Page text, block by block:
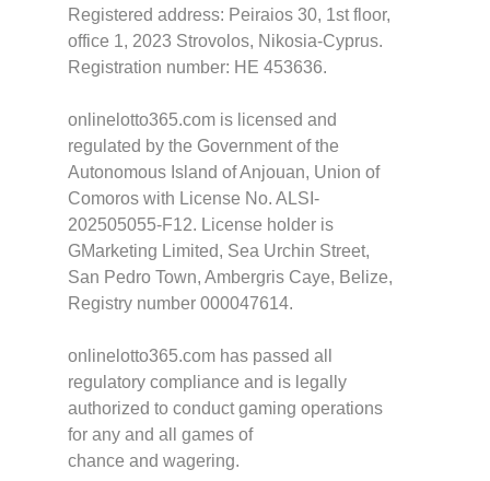
Registered address: Peiraios 30, 1st floor,
office 1, 2023 Strovolos, Nikosia-Cyprus.
Registration number: HE 453636.
onlinelotto365.com is licensed and
regulated by the Government of the
Autonomous Island of Anjouan, Union of
Comoros with License No. ALSI-
202505055-F12. License holder is
GMarketing Limited, Sea Urchin Street,
San Pedro Town, Ambergris Caye, Belize,
Registry number 000047614.
onlinelotto365.com has passed all
regulatory compliance and is legally
authorized to conduct gaming operations
for any and all games of
chance and wagering.